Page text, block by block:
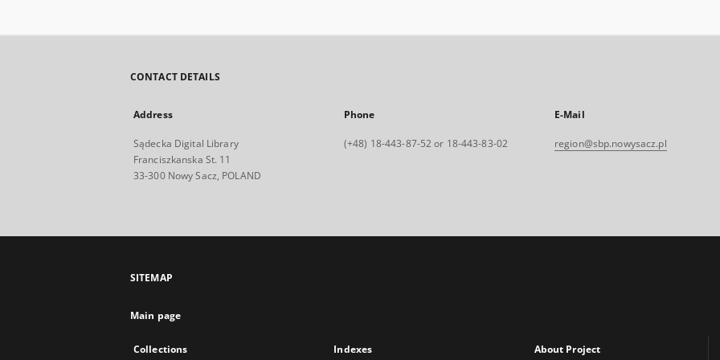
CONTACT DETAILS
Address
Sądecka Digital Library
Franciszkanska St. 11
33-300 Nowy Sacz, POLAND
Phone
(+48) 18-443-87-52 or 18-443-83-02
E-Mail
region@sbp.nowysacz.pl
SITEMAP
Main page
Collections Indexes About Project